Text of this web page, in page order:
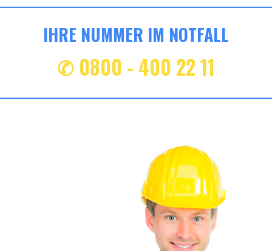
IHRE NUMMER IM NOTFALL
✆ 0800 - 400 22 11